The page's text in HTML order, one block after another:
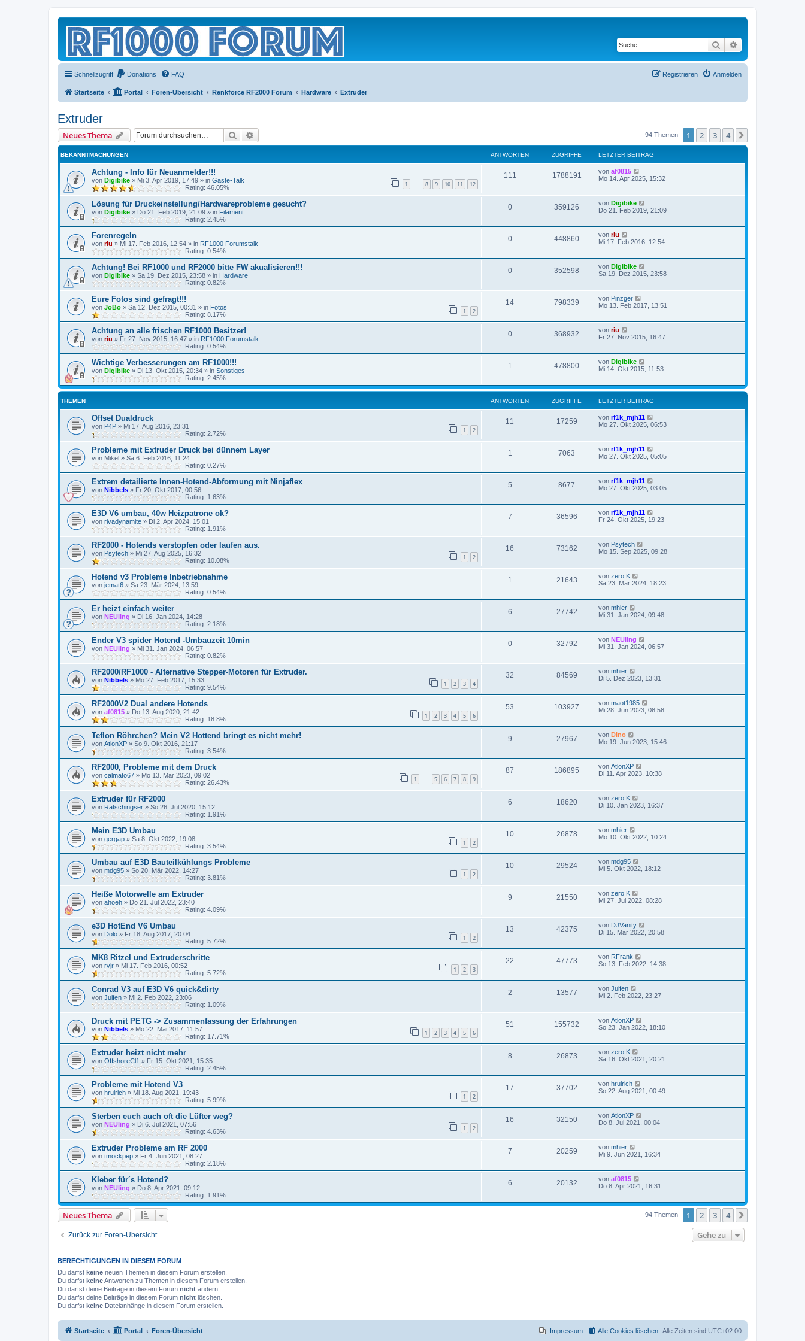
Suche
Schnellzugriff Donations FAQ Anmelden
Registrieren
Startseite Portal Foren-Übersicht Renkforce RF2000 Forum Hardware Extruder
Extruder
Neues Thema Suche 94 Themen 1 2 3 4
BEKANNTMACHUNGEN ANTWORTEN ZUGRIFFE LETZTER BEITRAG
Achtung - Info für Neuanmelder!!!
von Digibike » Mi 3. Apr 2019, 17:49 » in Gäste-Talk 1 … 8 9 10 11 12
Rating: 46.05%
111 1788191 von af0815
Mo 14. Apr 2025, 15:32
Lösung für Druckeinstellung/Hardwareprobleme gesucht?
von Digibike » Do 21. Feb 2019, 21:09 » in Filament
Rating: 2.45%
0 359126 von Digibike
Do 21. Feb 2019, 21:09
Forenregeln
von riu » Mi 17. Feb 2016, 12:54 » in RF1000 Forumstalk
Rating: 0.54%
0 448860 von riu
Mi 17. Feb 2016, 12:54
Achtung! Bei RF1000 und RF2000 bitte FW akualisieren!!!
von Digibike » Sa 19. Dez 2015, 23:58 » in Hardware
Rating: 0.82%
0 352598 von Digibike
Sa 19. Dez 2015, 23:58
Eure Fotos sind gefragt!!!
von JoBo » Sa 12. Dez 2015, 00:31 » in Fotos 1 2
Rating: 8.17%
14 798339 von Pinzger
Mo 13. Feb 2017, 13:51
Achtung an alle frischen RF1000 Besitzer!
von riu » Fr 27. Nov 2015, 16:47 » in RF1000 Forumstalk
Rating: 0.54%
0 368932 von riu
Fr 27. Nov 2015, 16:47
Wichtige Verbesserungen am RF1000!!!
von Digibike » Di 13. Okt 2015, 20:34 » in Sonstiges
Rating: 2.45%
1 478800 von Digibike
Mi 14. Okt 2015, 11:53
THEMEN ANTWORTEN ZUGRIFFE LETZTER BEITRAG
Offset Dualdruck
von P4P » Mi 17. Aug 2016, 23:31 1 2
Rating: 2.72%
11 17259 von rf1k_mjh11
Mo 27. Okt 2025, 06:53
Probleme mit Extruder Druck bei dünnem Layer
von Mikel » Sa 6. Feb 2016, 11:24
Rating: 0.27%
1 7063 von rf1k_mjh11
Mo 27. Okt 2025, 05:05
Extrem detailierte Innen-Hotend-Abformung mit Ninjaflex
von Nibbels » Fr 20. Okt 2017, 00:56
Rating: 1.63%
5 8677 von rf1k_mjh11
Mo 27. Okt 2025, 03:05
E3D V6 umbau, 40w Heizpatrone ok?
von rivadynamite » Di 2. Apr 2024, 15:01
Rating: 1.91%
7 36596 von rf1k_mjh11
Fr 24. Okt 2025, 19:23
RF2000 - Hotends verstopfen oder laufen aus.
von Psytech » Mi 27. Aug 2025, 16:32 1 2
Rating: 10.08%
16 73162 von Psytech
Mo 15. Sep 2025, 09:28
Hotend v3 Probleme Inbetriebnahme
von jemat6 » Sa 23. Mär 2024, 13:59
Rating: 0.54%
1 21643 von zero K
Sa 23. Mär 2024, 18:23
Er heizt einfach weiter
von NEUling » Di 16. Jan 2024, 14:28
Rating: 2.18%
6 27742 von mhier
Mi 31. Jan 2024, 09:48
Ender V3 spider Hotend -Umbauzeit 10min
von NEUling » Mi 31. Jan 2024, 06:57
Rating: 0.82%
0 32792 von NEUling
Mi 31. Jan 2024, 06:57
RF2000/RF1000 - Alternative Stepper-Motoren für Extruder.
von Nibbels » Mo 27. Feb 2017, 15:33 1 2 3 4
Rating: 9.54%
32 84569 von mhier
Di 5. Dez 2023, 13:31
RF2000V2 Dual andere Hotends
von af0815 » Do 13. Aug 2020, 21:42 1 2 3 4 5 6
Rating: 18.8%
53 103927 von maot1985
Mi 28. Jun 2023, 08:58
Teflon Röhrchen? Mein V2 Hottend bringt es nicht mehr!
von AtlonXP » So 9. Okt 2016, 21:17
Rating: 3.54%
9 27967 von Dino
Mo 19. Jun 2023, 15:46
RF2000, Probleme mit dem Druck
von calmato67 » Mo 13. Mär 2023, 09:02 1 … 5 6 7 8 9
Rating: 26.43%
87 186895 von AtlonXP
Di 11. Apr 2023, 10:38
Extruder für RF2000
von Ratschingser » So 26. Jul 2020, 15:12
Rating: 1.91%
6 18620 von zero K
Di 10. Jan 2023, 16:37
Mein E3D Umbau
von gergap » Sa 8. Okt 2022, 19:08 1 2
Rating: 3.54%
10 26878 von mhier
Mo 10. Okt 2022, 10:24
Umbau auf E3D Bauteilkühlungs Probleme
von mdg95 » So 20. Mär 2022, 14:27 1 2
Rating: 3.81%
10 29524 von mdg95
Mi 5. Okt 2022, 18:12
Heiße Motorwelle am Extruder
von ahoeh » Do 21. Jul 2022, 23:40
Rating: 4.09%
9 21550 von zero K
Mi 27. Jul 2022, 08:28
e3D HotEnd V6 Umbau
von Dolo » Fr 18. Aug 2017, 20:04 1 2
Rating: 5.72%
13 42375 von DJVanity
Di 15. Mär 2022, 20:58
MK8 Ritzel und Extruderschritte
von rvjr » Mi 17. Feb 2016, 00:52 1 2 3
Rating: 5.72%
22 47773 von RFrank
So 13. Feb 2022, 14:38
Conrad V3 auf E3D V6 quick&dirty
von Juifen » Mi 2. Feb 2022, 23:06
Rating: 1.09%
2 13577 von Juifen
Mi 2. Feb 2022, 23:27
Druck mit PETG -> Zusammenfassung der Erfahrungen
von Nibbels » Mo 22. Mai 2017, 11:57 1 2 3 4 5 6
Rating: 17.71%
51 155732 von AtlonXP
So 23. Jan 2022, 18:10
Extruder heizt nicht mehr
von OffshoreCl1 » Fr 15. Okt 2021, 15:35
Rating: 2.45%
8 26873 von zero K
Sa 16. Okt 2021, 20:21
Probleme mit Hotend V3
von hrulrich » Mi 18. Aug 2021, 19:43 1 2
Rating: 5.99%
17 37702 von hrulrich
So 22. Aug 2021, 00:49
Sterben euch auch oft die Lüfter weg?
von NEUling » Di 6. Jul 2021, 07:56 1 2
Rating: 4.63%
16 32150 von AtlonXP
Do 8. Jul 2021, 00:04
Extruder Probleme am RF 2000
von tmockpep » Fr 4. Jun 2021, 08:27
Rating: 2.18%
7 20259 von mhier
Mi 9. Jun 2021, 16:34
Kleber für´s Hotend?
von NEUling » Do 8. Apr 2021, 09:12
Rating: 1.91%
6 20132 von af0815
Do 8. Apr 2021, 16:31
Neues Thema 94 Themen 1 2 3 4
Zurück zur Foren-Übersicht Gehe zu
BERECHTIGUNGEN IN DIESEM FORUM
Du darfst keine neuen Themen in diesem Forum erstellen.
Du darfst keineAntworten zu Themen in diesem Forum erstellen.
Du darfst deine Beiträge in diesem Forum nicht ändern.
Du darfst deine Beiträge in diesem Forum nicht löschen.
Du darfst keine Dateianhänge in diesem Forum erstellen.
Startseite Portal Foren-Übersicht Alle Zeiten sind UTC+02:00
Alle Cookies löschen
Impressum